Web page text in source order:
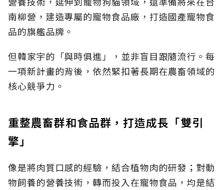
南柳營，建造專屬的寵物食品廠，打造國產寵物食
品的旗艦品牌。
但韓家宇的「與時俱進」，並非盲目跟隨流行。每
一項新計畫的背後，依然緊扣著長期在農畜領域的
核心競爭力。
重整農畜群和食品群，打造成長「雙引
擎」
像是將肉質口感的經驗，結合植物肉的研發；對動
物飼養的營養技術，轉而投入在寵物食品，均是結